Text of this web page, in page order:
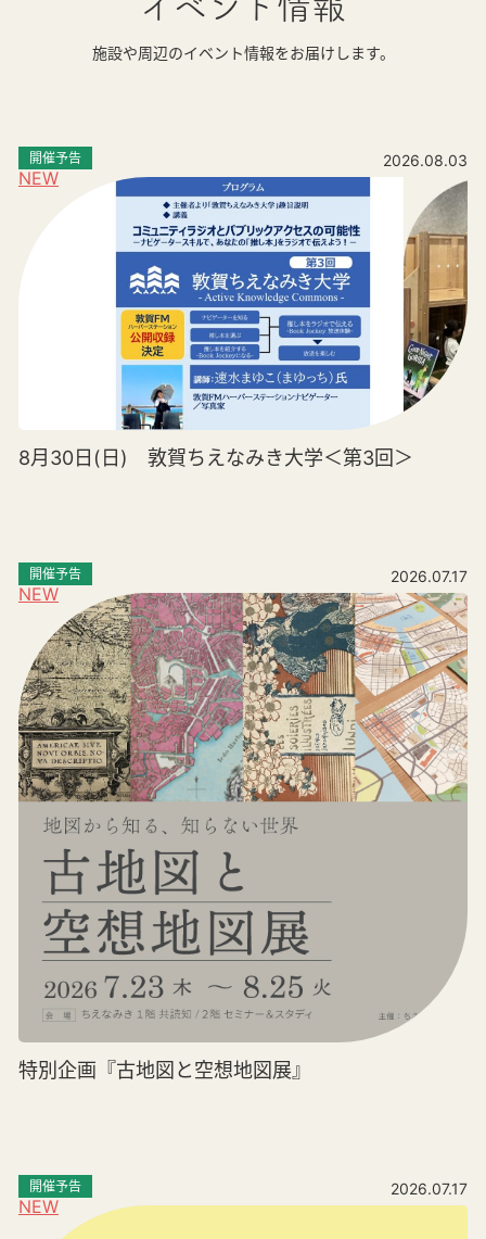
施設や周辺のイベント情報をお届けします。
NEW
開催予告 2026.08.03
8月30日(日) 敦賀ちえなみき大学＜第3回＞
NEW
開催予告 2026.07.17
特別企画『古地図と空想地図展』
NEW
開催予告 2026.07.17